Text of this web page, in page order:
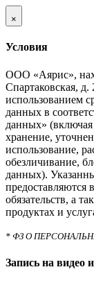
×
Условия
ООО «Аярис»,
Спартаковская, д.
использованием
данных в
данных»
хранение,
использование,
обезличивание,
данных).
предоставляются
обязательств, а
продуктах и
* ФЗ О
Запись на видео